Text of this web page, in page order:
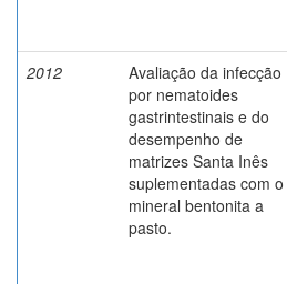
2012
Avaliação da infecção
por nematoides
gastrintestinais e do
desempenho de
matrizes Santa Inês
suplementadas com o
mineral bentonita a
pasto.